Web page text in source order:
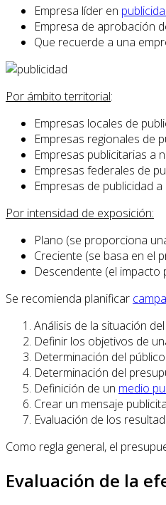
Empresa líder en
Empresa de aprobación
Que recuerde a una
Por ámbito territorial:
Empresas locales de
Empresas regionales de
Empresas publicitarias a
Empresas federales de
Empresas de publicidad a
Por intensidad de exposición:
Plano (se proporciona
Creciente (se basa en el
Descendente (el impacto
Se recomienda planificar
Análisis de la situación
Definir los objetivos de
Determinación del
Determinación del
Definición de un medio
Crear un mensaje
Evaluación de los
Como regla general, el
Evaluación de la